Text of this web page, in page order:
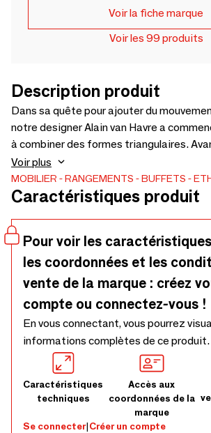
Voir la fiche marque
Voir les 99 produits
Description produit
Dans sa quête pour ajouter du
notre designer Alain van Havre a
à combiner des formes triangulaires.
compte, il avait créé une composition
Nous avons fini par brosser la surface
le grain et accentuer encore la sensation
Voir plus
MOBILIER RANGEMENTS BUFFETS
Caractéristiques produit
Pour voir les
les coordonnées et les
vente de la marque : créez
compte ou connectez-vous !
En vous connectant, vous pourrez
informations complètes de ce produit.
Caractéristiques
techniques
Accès aux
coordonnées de la
marque
Se connecter|Créer un compte